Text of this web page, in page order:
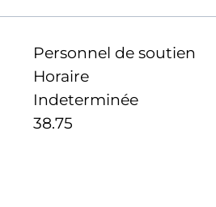
Personnel de soutien
Horaire
Indeterminée
38.75